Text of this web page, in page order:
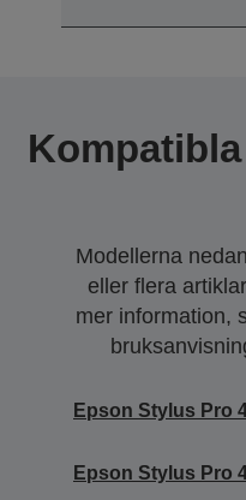
Modellerna
eller flera
mer information,
Epson Stylus Pro
Epson Stylus Pro